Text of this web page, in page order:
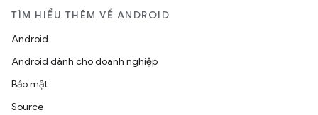
TÌM HIỂU THÊM VỀ ANDROID
Android
Android dành cho doanh nghiệp
Bảo mật
Source